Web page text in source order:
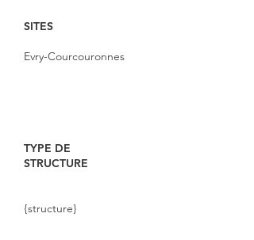
SITES
Evry-Courcouronnes
TYPE DE
STRUCTURE
{structure}